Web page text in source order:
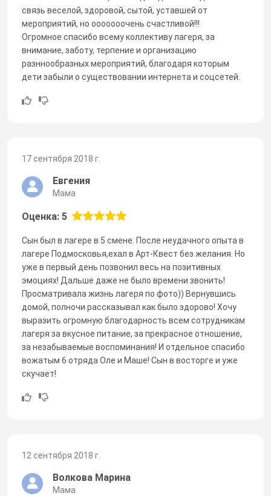
связь веселой, здоровой, сытой, уставшей от
мероприятий, но ооооооочень счастливой!!!
Огромное спасибо всему коллективу лагеря, за
внимание, заботу, терпение и организацию
разннообразных мероприятий, благодаря которым
дети забыли о существовании интернета и соцсетей.
17 сентября 2018 г.
Евгения
Мама
Оценка: 5
Сын был в лагере в 5 смене. После неудачного опыта в
лагере Подмосковья,ехал в Арт-Квест без желания. Но
уже в первый день позвонил весь на позитивных
эмоциях! Дальше даже не было времени звонить!
Просматривала жизнь лагеря по фото)) Вернувшись
домой, полночи рассказывал как было здорово! Хочу
выразить огромную благодарность всем сотрудникам
лагеря за вкусное питание, за прекрасное отношение,
за незабываемые воспоминания! И отдельное спасибо
вожатым 6 отряда Оле и Маше! Сын в восторге и уже
скучает!
12 сентября 2018 г.
Волкова Марина
Мама